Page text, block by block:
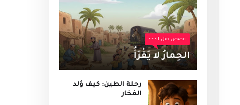
قصص قبل النوم
الحِمارُ لا يَقْرَأُ
رحلة الطين: كيف وُلد
الفخار